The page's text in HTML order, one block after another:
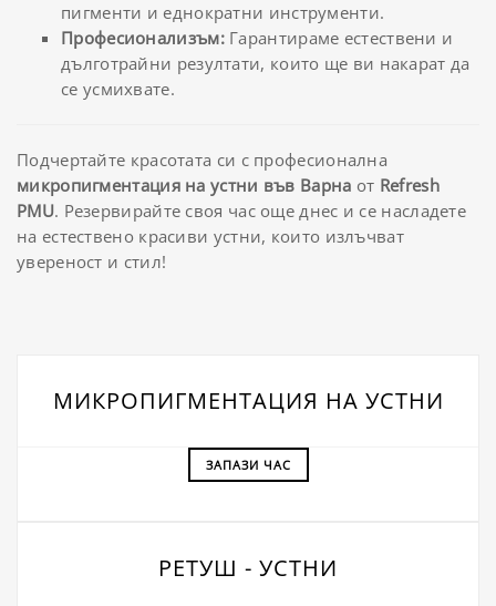
пигменти и еднократни инструменти.
Професионализъм:Гарантираме естествени и
дълготрайни резултати, които ще ви накарат да
се усмихвате.
Подчертайте красотата си с професионална
микропигментация на устни във Варна от Refresh
PMU. Резервирайте своя час още днес и се насладете
на естествено красиви устни, които излъчват
увереност и стил!
МИКРОПИГМЕНТАЦИЯ НА УСТНИ
ЗАПАЗИ ЧАС
РЕТУШ - УСТНИ